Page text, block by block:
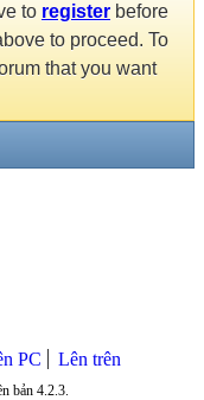
to register before
to proceed. To
that you want
PC Lên trên
bản 4.2.3.